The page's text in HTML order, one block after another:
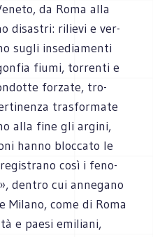
da Roma alla
disa­stri: rilievi e ver­
sugli inse­dia­menti
fiumi, tor­renti e
for­zate, tro­
tra­sfor­mate
alla fine gli argini,
hanno bloc­cato le
così i feno­
den­tro cui anne­gano
Milano, come di Roma
e paesi emi­liani,